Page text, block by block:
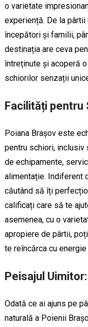
o varietate
experiență. De la
începători și familii,
destinația are ceva
întreținute și acoperă
schiorilor senzații
Facilități pentru
Poiana Brașov este
pentru schiori,
de echipamente,
alimentație. Indiferent
căutând să îți
calificați care să te
asemenea, cu o
apropiere de pârtii,
te reîncărca cu
Peisajul Uimitor:
Odată ce ai ajuns pe
naturală a Poienii